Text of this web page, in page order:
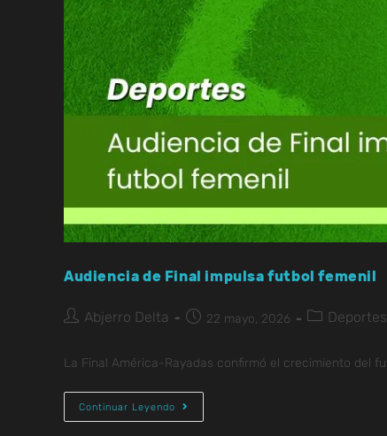
Audiencia de Final impulsa futbol femenil
Abjerro Delta 22 mayo, 2026 Deportes
La Final América-Rayadas confirmó el crecimiento del
Continuar Leyendo